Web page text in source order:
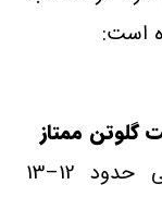
است:
گلوتن ممتاز
آرد سمولینا حاوی پروتئینی حدود 12–13